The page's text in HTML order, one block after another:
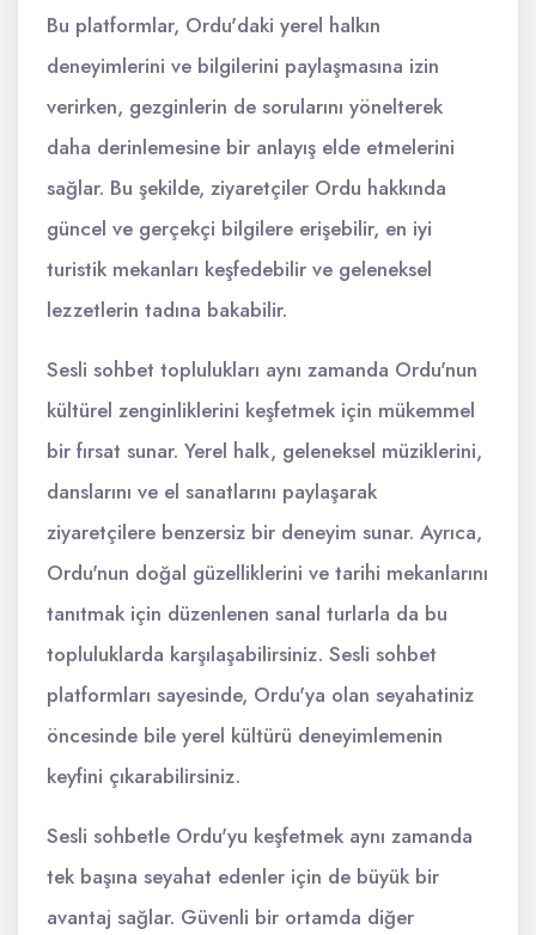
Bu platformlar, Ordu'daki yerel halkın
deneyimlerini ve bilgilerini paylaşmasına izin
verirken, gezginlerin de sorularını yönelterek
daha derinlemesine bir anlayış elde etmelerini
sağlar. Bu şekilde, ziyaretçiler Ordu hakkında
güncel ve gerçekçi bilgilere erişebilir, en iyi
turistik mekanları keşfedebilir ve geleneksel
lezzetlerin tadına bakabilir.
Sesli sohbet toplulukları aynı zamanda Ordu'nun
kültürel zenginliklerini keşfetmek için mükemmel
bir fırsat sunar. Yerel halk, geleneksel müziklerini,
danslarını ve el sanatlarını paylaşarak
ziyaretçilere benzersiz bir deneyim sunar. Ayrıca,
Ordu'nun doğal güzelliklerini ve tarihi mekanlarını
tanıtmak için düzenlenen sanal turlarla da bu
topluluklarda karşılaşabilirsiniz. Sesli sohbet
platformları sayesinde, Ordu'ya olan seyahatiniz
öncesinde bile yerel kültürü deneyimlemenin
keyfini çıkarabilirsiniz.
Sesli sohbetle Ordu'yu keşfetmek aynı zamanda
tek başına seyahat edenler için de büyük bir
avantaj sağlar. Güvenli bir ortamda diğer